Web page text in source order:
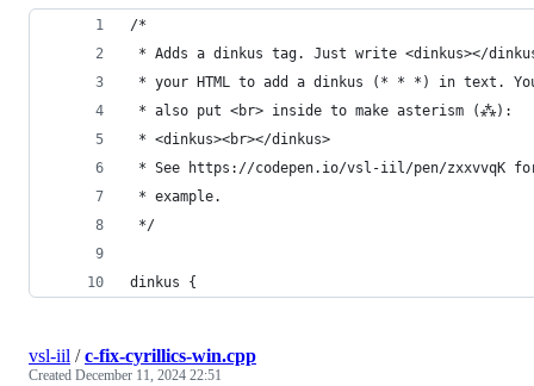
/*
* Adds a dinkus tag. Just write <dinkus></
* your HTML to add a dinkus (* * *) in text.
* also put <br> inside to make asterism (⁂):
* <dinkus><br></dinkus>
* See https://codepen.io/vsl-iil/pen/zxxvvqK
* example.
*/
dinkus {
vsl-iil /c-fix-cyrillics-win.cpp
Created December 11, 2024 22:51